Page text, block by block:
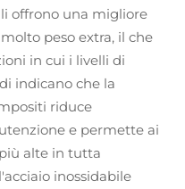
offrono una migliore
peso extra, il che
in cui i livelli di
indicano che la
riduce
e permette ai
alte in tutta
inossidabile